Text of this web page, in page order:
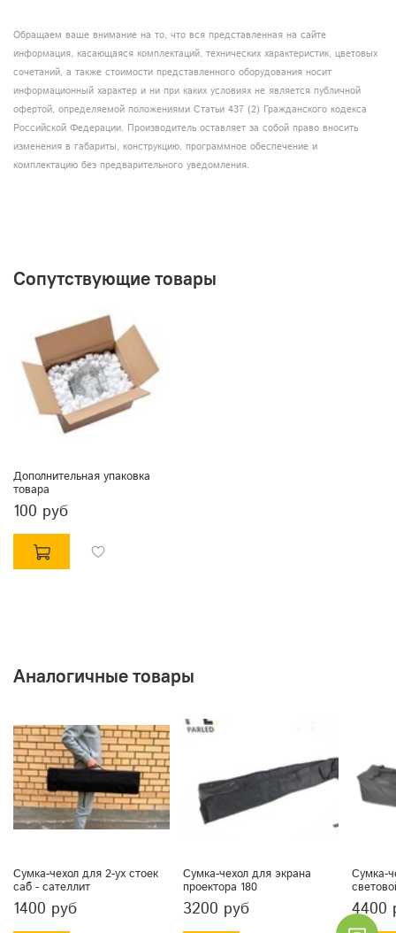
Обращаем ваше внимание на то, что вся представленная на сайте
информация, касающаяся комплектаций, технических характеристик, цветовых
сочетаний, а также стоимости представленного оборудования носит
информационный характер и ни при каких условиях не является публичной
офертой, определяемой положениями Статьи 437 (2) Гражданского кодекса
Российской Федерации. Производитель оставляет за собой право вносить
изменения в габариты, конструкцию, программное обеспечение и
комплектацию без предварительного уведомления.
Сопутствующие товары
Дополнительная упаковка
товара
100 руб
Аналогичные товары
Сумка-чехол для 2-ух стоек
саб - сателлит
1400 руб
Сумка-чехол для экрана
проектора 180
3200 руб
Сумка-
4400